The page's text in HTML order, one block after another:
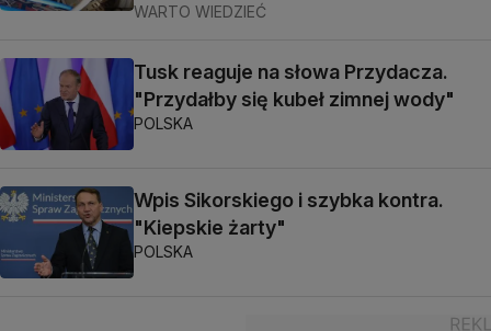
WARTO WIEDZIEĆ
Tusk reaguje na słowa Przydacza.
"Przydałby się kubeł zimnej wody"
POLSKA
Wpis Sikorskiego i szybka kontra.
"Kiepskie żarty"
POLSKA